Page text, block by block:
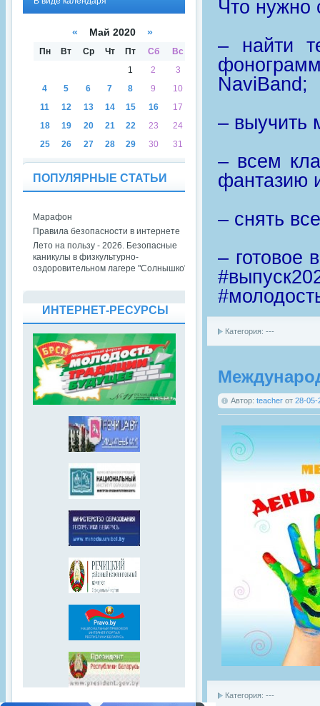
Что нужно
– найти
NaviBand;
– выучить
– всем
фантазию
– снять
– готовое
Категория: ---
Автор: teacher от 28-05-
Категория: ---
ВИД
СПИ
« Май 2020 »
Пн Вт Ср Чт Пт Сб
Вс
1
2
3
4
5 6 7 8 9
10
11
12 13 14 15 16
17
18
19 20 21 22 23
24
25
26 27 28 29 30 31
ПОПУЛЯРНЫЕ СТАТЬИ
Марафон
Правила безопасности в интернете
Лето на пользу - 2026. Безопасные
каникулы в физкультурно-
оздоровительном лагере "Солнышко"
ИНТЕРНЕТ-РЕСУРСЫ